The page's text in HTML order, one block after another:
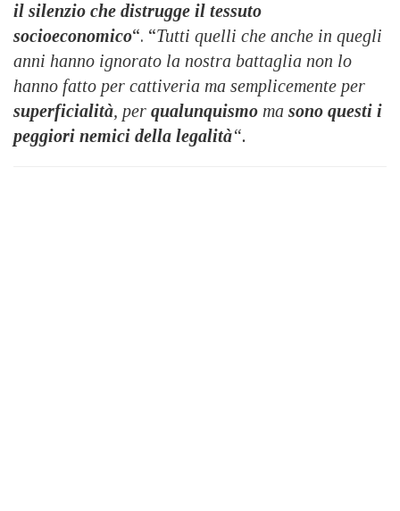
il silenzio che distrugge il tessuto
socioeconomico“. “Tutti quelli che anche in quegli
anni hanno ignorato la nostra battaglia non lo
hanno fatto per cattiveria ma semplicemente per
superficialità, per qualunquismo ma sono questi i
peggiori nemici della legalità“.